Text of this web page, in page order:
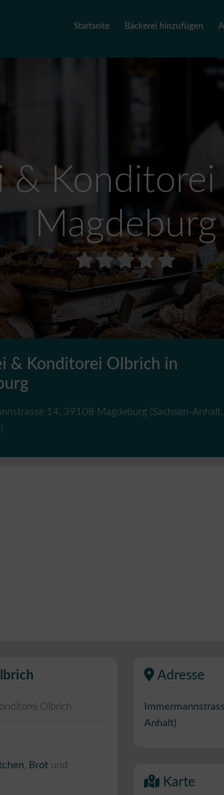
Startseite Bäckerei hinzufügen
&
Magdeburg
& Konditorei Olbrich in
14, 39108 Magdeburg (Sachsen-Anhalt,
)
Olbrich
, Brot und
Adresse
Anhalt)
Karte